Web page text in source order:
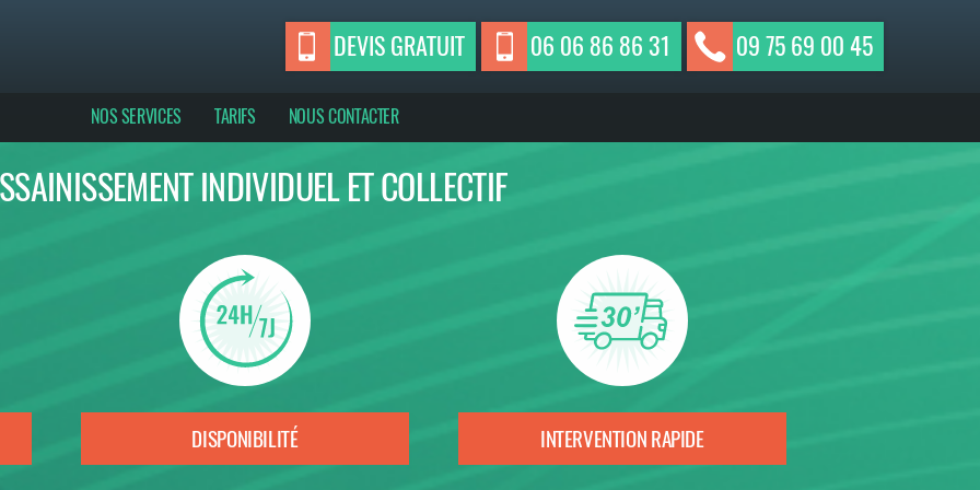
DEVIS GRATUIT 06 06 86 86 31 09 75 69 00 45
NOS SERVICES TARIFS NOUS CONTACTER
INDIVIDUEL ET COLLECTIF
DISPONIBILITÉ INTERVENTION RAPIDE